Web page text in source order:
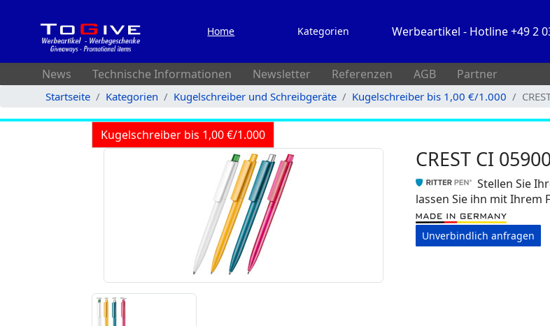
Home Kategorien Werbeartikel - Hotline +49 2
News Technische Informationen Newsletter Referenzen AGB Partner
Startseite Kategorien Kugelschreiber und Schreibgeräte Kugelschreiber bis 1,00 €/1.000
Kugelschreiber bis 1,00 €/1.000
CREST CI
Stellen Sie
lassen Sie ihn mit Ihrem
Unverbindlich anfragen